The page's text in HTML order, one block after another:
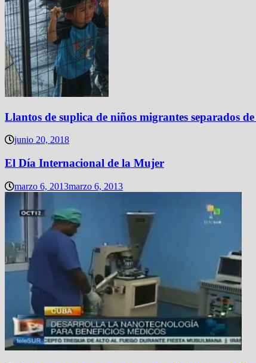
Llantos de suplica de niños migrantes separados
junio 20, 2018
El Día Internacional de la Mujer
marzo 6, 2013marzo 6, 2013